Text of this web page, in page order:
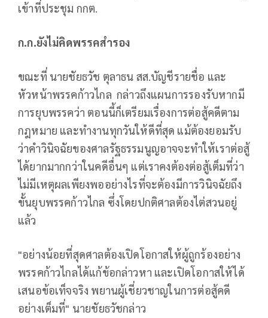
เข้าที่ประชุม กกต.
ก.ก.ยังไม่คิดพรรคสำรอง
ขณะที่ นายชัยธวัช ตุลาธน สส.บัญชีรายชื่อ และ
หัวหน้าพรรคก้าวไกล กล่าวถึงแผนการรองรับหากมี
การยุบพรรคว่า ตอนนี้ก็เตรียมเรื่องการต่อสู้คดีตาม
กฎหมาย และทำงานทุกวันให้ดีที่สุด แม้ต้องยอมรับ
ว่าคำวินิจฉัยของศาลรัฐธรรมนูญอาจจะทำให้เราต่อสู้
ได้ยากมากกว่าในคดีอื่นๆ แต่เราคงต้องต่อสู้เต็มที่ว่า
ไม่มีเหตุผลเพียงพออย่างไรที่จะต้องมีการวินิจฉัยถึง
ขั้นยุบพรรคก้าวไกล ซึ่งโดยปกติศาลต้องไต่สวนอยู่
แล้ว
"อย่างน้อยที่สุดศาลต้องเปิดโอกาสให้ผู้ถูกร้องอย่าง
พรรคก้าวไกลได้แก้ข้อกล่าวหา และเปิดโอกาสให้ได้
เสนอข้อเท็จจริง พยานผู้เชี่ยวชาญในการต่อสู้คดี
อย่างเต็มที่" นายชัยธวัชกล่าว